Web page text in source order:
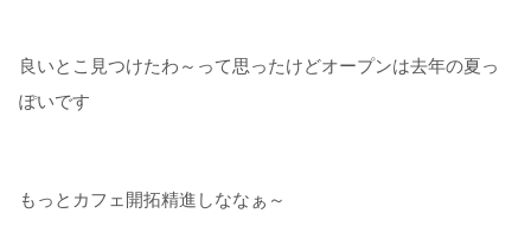
良いとこ見つけたわ～って思ったけどオープンは去年の夏っ
ぽいです
もっとカフェ開拓精進しななぁ～